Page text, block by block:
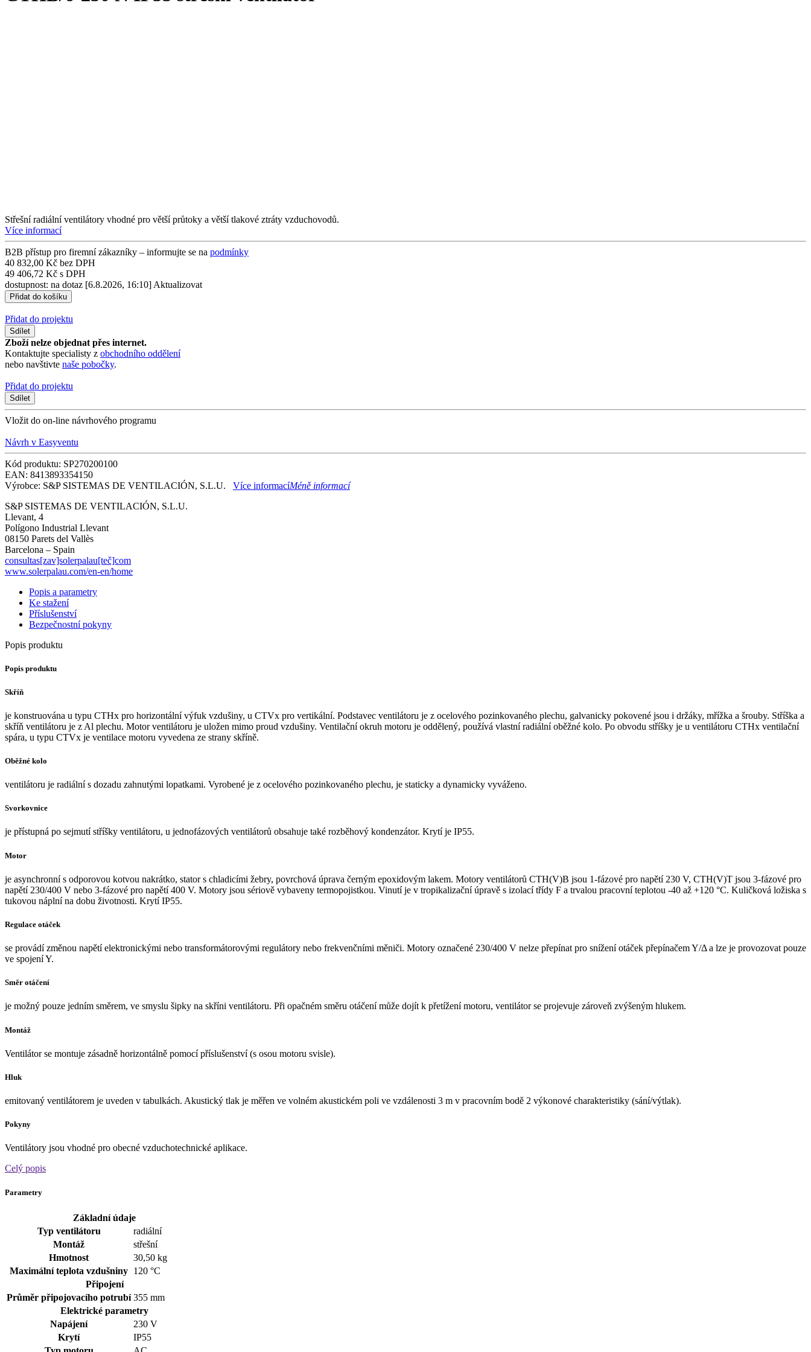
Střešní radiální ventilátory vhodné pro větší průtoky a větší tlakové ztráty vzduchovodů.
Více informací
B2B přístup pro firemní zákazníky – informujte se na podmínky
40 832,00 Kč bez DPH
49 406,72 Kč s DPH
dostupnost: na dotaz [6.8.2026, 16:10] Aktualizovat
Přidat do projektu
Sdílet
Zboží nelze objednat přes internet.
Kontaktujte specialisty z obchodního oddělení
nebo navštivte naše pobočky.
Přidat do projektu
Sdílet
Vložit do on-line návrhového programu
Návrh v Easyventu
Kód produktu: SP270200100
EAN: 8413893354150
Výrobce: S&P SISTEMAS DE VENTILACIÓN, S.L.U. Více informacíMéně informací
S&P SISTEMAS DE VENTILACIÓN, S.L.U.
Llevant, 4
Polígono Industrial Llevant
08150 Parets del Vallès
Barcelona – Spain
consultas[zav]solerpalau[teč]com
www.solerpalau.com/en-en/home
Popis a parametry
Ke stažení
Příslušenství
Bezpečnostní pokyny
Popis produktu
Popis produktu
Skříň
je konstruována u typu CTHx pro horizontální výfuk vzdušiny, u CTVx pro vertikální. Podstavec ventilátoru je z ocelového pozinkovaného plechu, galvanicky pokovené jsou i držáky, mřížka a šrouby. Stříška a
skříň ventilátoru je z Al plechu. Motor ventilátoru je uložen mimo proud vzdušiny. Ventilační okruh motoru je oddělený, používá vlastní radiální oběžné kolo. Po obvodu stříšky je u ventilátoru CTHx ventilační
spára, u typu CTVx je ventilace motoru vyvedena ze strany skříně.
Oběžné kolo
ventilátoru je radiální s dozadu zahnutými lopatkami. Vyrobené je z ocelového pozinkovaného plechu, je staticky a dynamicky vyváženo.
Svorkovnice
je přístupná po sejmutí stříšky ventilátoru, u jednofázových ventilátorů obsahuje také rozběhový kondenzátor. Krytí je IP55.
Motor
je asynchronní s odporovou kotvou nakrátko, stator s chladicími žebry, povrchová úprava černým epoxidovým lakem. Motory ventilátorů CTH(V)B jsou 1-fázové pro napětí 230 V, CTH(V)T jsou 3-fázové pro
napětí 230/400 V nebo 3-fázové pro napětí 400 V. Motory jsou sériově vybaveny termopojistkou. Vinutí je v tropikalizační úpravě s izolací třídy F a trvalou pracovní teplotou -40 až +120 °C. Kuličková ložiska s
tukovou náplní na dobu životnosti. Krytí IP55.
Regulace otáček
se provádí změnou napětí elektronickými nebo transformátorovými regulátory nebo frekvenčními měniči. Motory označené 230/400 V nelze přepínat pro snížení otáček přepínačem Y/Δ a lze je provozovat pouze
ve spojení Y.
Směr otáčení
je možný pouze jedním směrem, ve smyslu šipky na skříni ventilátoru. Při opačném směru otáčení může dojít k přetížení motoru, ventilátor se projevuje zároveň zvýšeným hlukem.
Montáž
Ventilátor se montuje zásadně horizontálně pomocí příslušenství (s osou motoru svisle).
Hluk
emitovaný ventilátorem je uveden v tabulkách. Akustický tlak je měřen ve volném akustickém poli ve vzdálenosti 3 m v pracovním bodě 2 výkonové charakteristiky (sání/výtlak).
Pokyny
Ventilátory jsou vhodné pro obecné vzduchotechnické aplikace.
Celý popis
Parametry
Základní údaje
Typ ventilátoru
radiální
Montáž
střešní
Hmotnost
30,50 kg
Maximální teplota vzdušniny 120 °C
Připojení
Průměr připojovacího potrubí 355 mm
Elektrické parametry
Napájení
230 V
Krytí
IP55